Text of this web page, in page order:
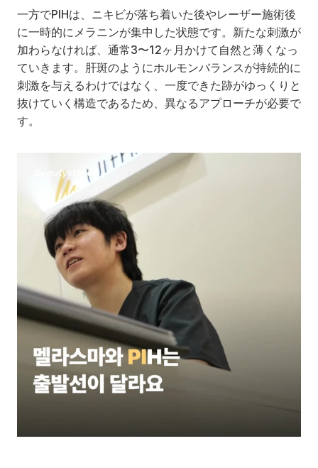
一方でPIHは、ニキビが落ち着いた後やレーザー施術後
に一時的にメラニンが集中した状態です。新たな刺激が
加わらなければ、通常3〜12ヶ月かけて自然と薄くなっ
ていきます。肝斑のようにホルモンバランスが持続的に
刺激を与えるわけではなく、一度できた跡がゆっくりと
抜けていく構造であるため、異なるアプローチが必要で
す。